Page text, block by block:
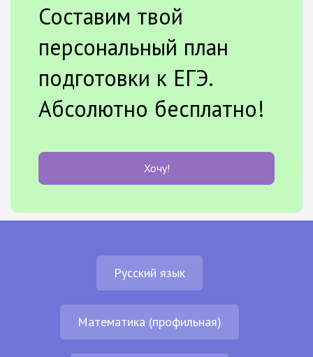
Составим твой
персональный план
подготовки к ЕГЭ.
Абсолютно бесплатно!
Хочу!
Русский язык
Математика (профильная)